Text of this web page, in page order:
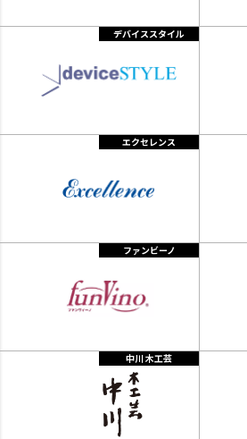
デバイススタイル
エクセレンス
ファンビーノ
中川 木工芸